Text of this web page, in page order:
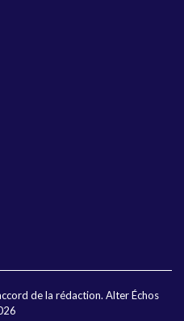
de la rédaction. Alter Échos